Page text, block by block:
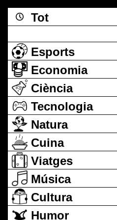
Tot
Esports
Economia
Ciència
Tecnologia
Natura
Cuina
Viatges
Música
Cultura
Humor